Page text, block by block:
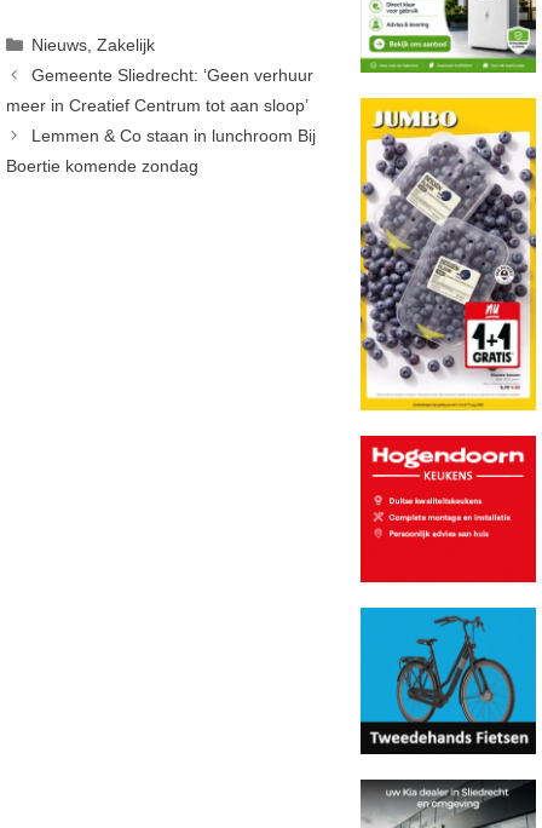
Categorieën
Nieuws,Zakelijk
Gemeente Sliedrecht: ‘Geen verhuur
meer in Creatief Centrum tot aan sloop’
Lemmen & Co staan in lunchroom Bij
Boertie komende zondag